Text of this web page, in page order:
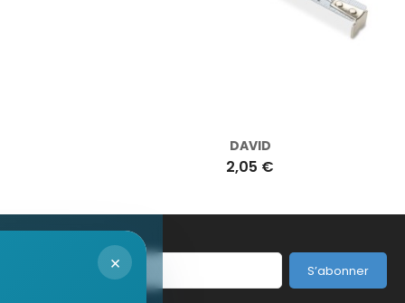
DAVID
2,05 €
× S’abonner